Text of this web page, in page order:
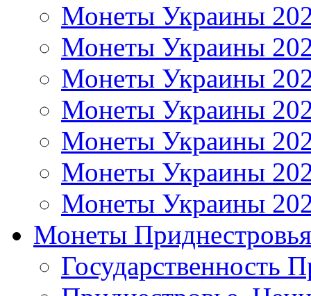
Монеты Украины
Монеты Украины
Монеты Украины
Монеты Украины
Монеты Украины
Монеты Украины
Монеты Украины
Монеты Приднестровья
Государственность